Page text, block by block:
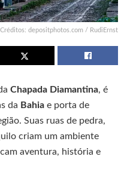
Créditos: depositphotos.com / RudiErnst
Chapada Diamantina, é
da Bahia e porta de
Suas ruas de pedra,
criam um ambiente
aventura, história e